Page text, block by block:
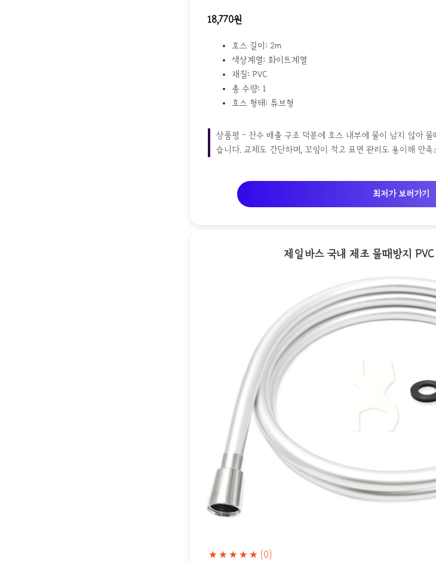
18,770원
호스 길이: 2m
색상계열: 화이트계열
재질: PVC
총 수량: 1
호스 형태: 튜브형
상품평 - 잔수 배출 구조 덕분에 호스 내부에 물이 남지 않아
습니다. 교체도 간단하며, 꼬임이 적고 표면 관리도 용이해 만족
최저가 보러가기
제일바스 국내 제조 물때방지 PVC
★★★★★ (0)